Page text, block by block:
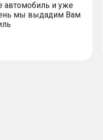
автомобиль и уже
мы выдадим Вам